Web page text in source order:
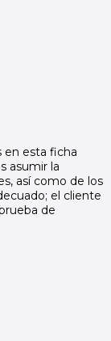
en esta ficha
asumir la
así como de los
el cliente
de